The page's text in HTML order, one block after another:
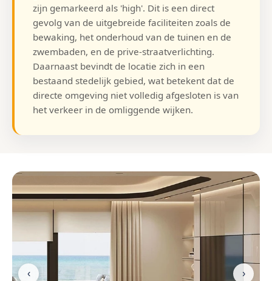
zijn gemarkeerd als 'high'. Dit is een direct
gevolg van de uitgebreide faciliteiten zoals de
bewaking, het onderhoud van de tuinen en de
zwembaden, en de prive-straatverlichting.
Daarnaast bevindt de locatie zich in een
bestaand stedelijk gebied, wat betekent dat de
directe omgeving niet volledig afgesloten is van
het verkeer in de omliggende wijken.
‹ ›